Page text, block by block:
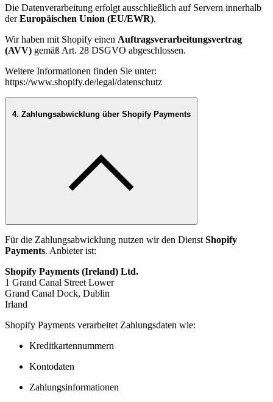
Die Datenverarbeitung erfolgt ausschließlich auf Servern innerhalb
derEuropäischen Union (EU/EWR).
Wir haben mit Shopify einen Auftragsverarbeitungsvertrag
(AVV) gemäß Art. 28 DSGVO abgeschlossen.
Weitere Informationen finden Sie unter:
https://www.shopify.de/legal/datenschutz
4. Zahlungsabwicklung über Shopify Payments
Für die Zahlungsabwicklung nutzen wir den Dienst Shopify
Payments. Anbieter ist:
Shopify Payments (Ireland) Ltd.
1 Grand Canal Street Lower
Grand Canal Dock, Dublin
Irland
Shopify Payments verarbeitet Zahlungsdaten wie:
Kreditkartennummern
Kontodaten
Zahlungsinformationen